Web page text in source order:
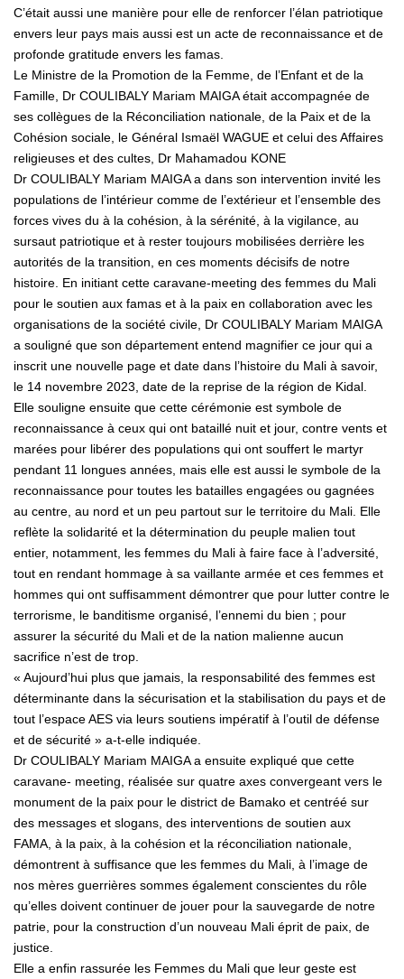
C’était aussi une manière pour elle de renforcer l’élan patriotique
envers leur pays mais aussi est un acte de reconnaissance et de
profonde gratitude envers les famas.
Le Ministre de la Promotion de la Femme, de l’Enfant et de la
Famille, Dr COULIBALY Mariam MAIGA était accompagnée de
ses collègues de la Réconciliation nationale, de la Paix et de la
Cohésion sociale, le Général Ismaël WAGUE et celui des Affaires
religieuses et des cultes, Dr Mahamadou KONE
Dr COULIBALY Mariam MAIGA a dans son intervention invité les
populations de l’intérieur comme de l’extérieur et l’ensemble des
forces vives du à la cohésion, à la sérénité, à la vigilance, au
sursaut patriotique et à rester toujours mobilisées derrière les
autorités de la transition, en ces moments décisifs de notre
histoire. En initiant cette caravane-meeting des femmes du Mali
pour le soutien aux famas et à la paix en collaboration avec les
organisations de la société civile, Dr COULIBALY Mariam MAIGA
a souligné que son département entend magnifier ce jour qui a
inscrit une nouvelle page et date dans l’histoire du Mali à savoir,
le 14 novembre 2023, date de la reprise de la région de Kidal.
Elle souligne ensuite que cette cérémonie est symbole de
reconnaissance à ceux qui ont bataillé nuit et jour, contre vents et
marées pour libérer des populations qui ont souffert le martyr
pendant 11 longues années, mais elle est aussi le symbole de la
reconnaissance pour toutes les batailles engagées ou gagnées
au centre, au nord et un peu partout sur le territoire du Mali. Elle
reflète la solidarité et la détermination du peuple malien tout
entier, notamment, les femmes du Mali à faire face à l’adversité,
tout en rendant hommage à sa vaillante armée et ces femmes et
hommes qui ont suffisamment démontrer que pour lutter contre le
terrorisme, le banditisme organisé, l’ennemi du bien ; pour
assurer la sécurité du Mali et de la nation malienne aucun
sacrifice n’est de trop.
« Aujourd’hui plus que jamais, la responsabilité des femmes est
déterminante dans la sécurisation et la stabilisation du pays et de
tout l’espace AES via leurs soutiens impératif à l’outil de défense
et de sécurité » a-t-elle indiquée.
Dr COULIBALY Mariam MAIGA a ensuite expliqué que cette
caravane- meeting, réalisée sur quatre axes convergeant vers le
monument de la paix pour le district de Bamako et centréé sur
des messages et slogans, des interventions de soutien aux
FAMA, à la paix, à la cohésion et la réconciliation nationale,
démontrent à suffisance que les femmes du Mali, à l’image de
nos mères guerrières sommes également conscientes du rôle
qu’elles doivent continuer de jouer pour la sauvegarde de notre
patrie, pour la construction d’un nouveau Mali éprit de paix, de
justice.
Elle a enfin rassurée les Femmes du Mali que leur geste est